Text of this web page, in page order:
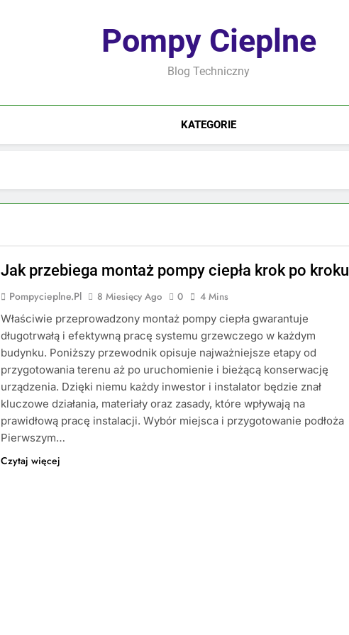
Pompy Cieplne
Blog Techniczny
KATEGORIE
Jak przebiega montaż pompy ciepła krok po kroku
Pompycieplne.pl 8 Miesięcy Ago 0
4 Mins
Właściwie przeprowadzony montaż pompy ciepła gwarantuje
długotrwałą i efektywną pracę systemu grzewczego w każdym
budynku. Poniższy przewodnik opisuje najważniejsze etapy od
przygotowania terenu aż po uruchomienie i bieżącą konserwację
urządzenia. Dzięki niemu każdy inwestor i instalator będzie znał
kluczowe działania, materiały oraz zasady, które wpływają na
prawidłową pracę instalacji. Wybór miejsca i przygotowanie podłoża
Pierwszym…
Czytaj więcej